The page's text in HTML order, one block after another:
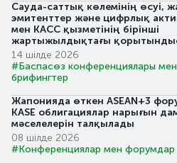
Сауда-саттық көлемінің өсуі,
эмитенттер және цифрлық
мен KACC қызметінің бірінші
жартыжылдықтағы
14 шілде 2026
#Баспасөз конференциялары мен
брифингтер
Жапонияда өткен ASEAN+3
KASE облигациялар нарығын
мәселелерін талқылады
08 шілде 2026
#Конференциялар мен форумдар